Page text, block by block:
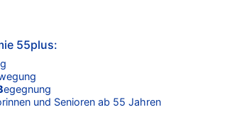
55plus:
egegnung
und Senioren ab 55 Jahren